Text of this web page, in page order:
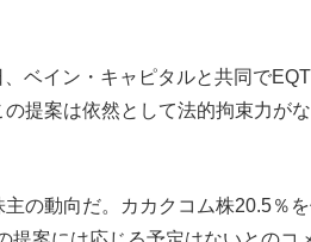
ベイン・キャピタルと共同で
提案は依然として法的拘束力が
の動向だ。カカクコム株20.5％